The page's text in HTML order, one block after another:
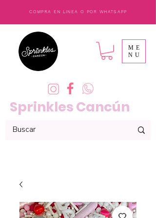
COMPRA EN LINEA O POR WHATSAPP
Sprinkles Cancún
ME
NU